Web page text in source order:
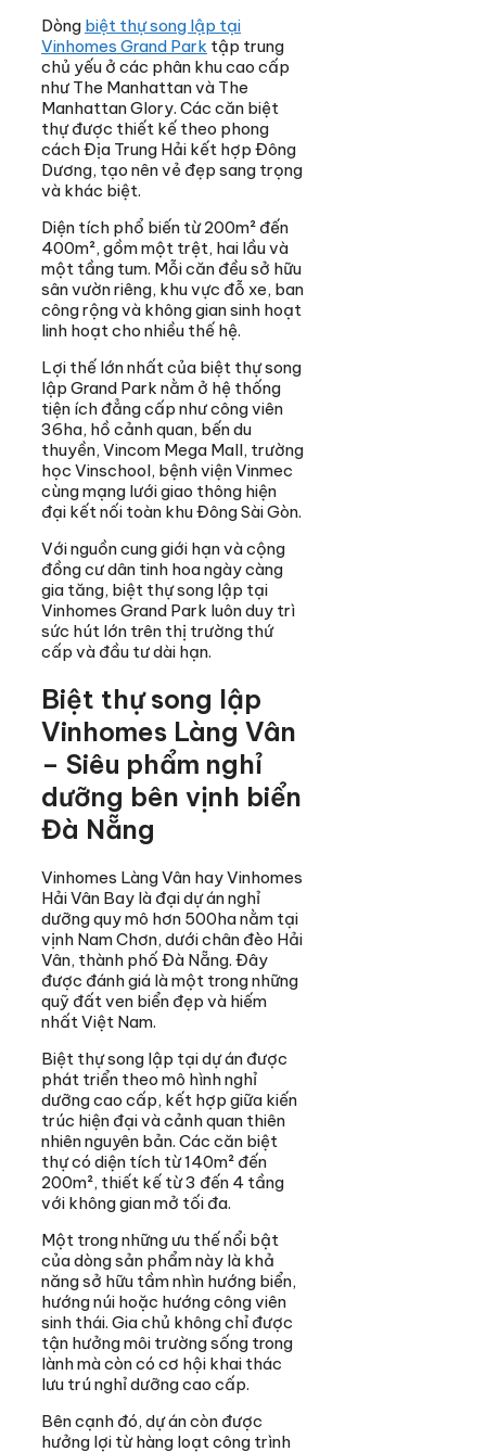
Dòng biệt thự song lập tại
Vinhomes Grand Park tập trung
chủ yếu ở các phân khu cao cấp
như The Manhattan và The
Manhattan Glory. Các căn biệt
thự được thiết kế theo phong
cách Địa Trung Hải kết hợp Đông
Dương, tạo nên vẻ đẹp sang trọng
và khác biệt.
Diện tích phổ biến từ 200m² đến
400m², gồm một trệt, hai lầu và
một tầng tum. Mỗi căn đều sở hữu
sân vườn riêng, khu vực đỗ xe, ban
công rộng và không gian sinh hoạt
linh hoạt cho nhiều thế hệ.
Lợi thế lớn nhất của biệt thự song
lập Grand Park nằm ở hệ thống
tiện ích đẳng cấp như công viên
36ha, hồ cảnh quan, bến du
thuyền, Vincom Mega Mall, trường
học Vinschool, bệnh viện Vinmec
cùng mạng lưới giao thông hiện
đại kết nối toàn khu Đông Sài Gòn.
Với nguồn cung giới hạn và cộng
đồng cư dân tinh hoa ngày càng
gia tăng, biệt thự song lập tại
Vinhomes Grand Park luôn duy trì
sức hút lớn trên thị trường thứ
cấp và đầu tư dài hạn.
Biệt thự song lập
Vinhomes Làng Vân
– Siêu phẩm nghỉ
dưỡng bên vịnh biển
Đà Nẵng
Vinhomes Làng Vân hay Vinhomes
Hải Vân Bay là đại dự án nghỉ
dưỡng quy mô hơn 500ha nằm tại
vịnh Nam Chơn, dưới chân đèo Hải
Vân, thành phố Đà Nẵng. Đây
được đánh giá là một trong những
quỹ đất ven biển đẹp và hiếm
nhất Việt Nam.
Biệt thự song lập tại dự án được
phát triển theo mô hình nghỉ
dưỡng cao cấp, kết hợp giữa kiến
trúc hiện đại và cảnh quan thiên
nhiên nguyên bản. Các căn biệt
thự có diện tích từ 140m² đến
200m², thiết kế từ 3 đến 4 tầng
với không gian mở tối đa.
Một trong những ưu thế nổi bật
của dòng sản phẩm này là khả
năng sở hữu tầm nhìn hướng biển,
hướng núi hoặc hướng công viên
sinh thái. Gia chủ không chỉ được
tận hưởng môi trường sống trong
lành mà còn có cơ hội khai thác
lưu trú nghỉ dưỡng cao cấp.
Bên cạnh đó, dự án còn được
hưởng lợi từ hàng loạt công trình